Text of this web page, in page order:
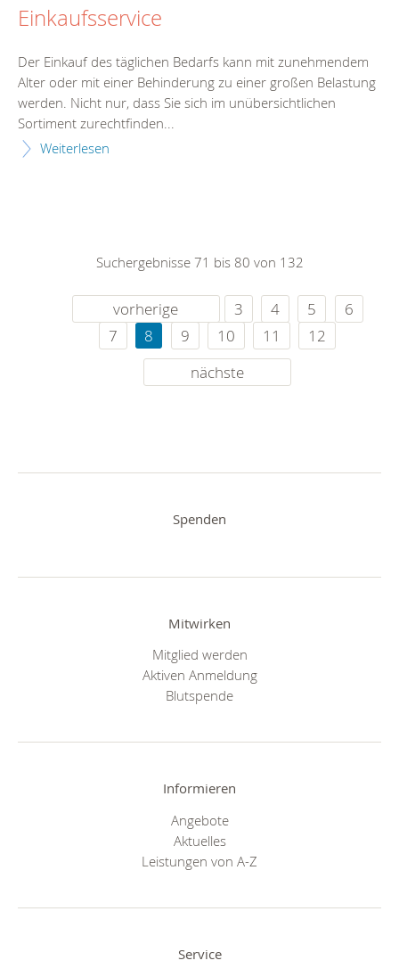
Einkaufsservice
Der Einkauf des täglichen Bedarfs kann mit zunehmendem
Alter oder mit einer Behinderung zu einer großen Belastung
werden. Nicht nur, dass Sie sich im unübersichtlichen
Sortiment zurechtfinden...
Weiterlesen
Suchergebnisse 71 bis 80 von 132
vorherige 3 4 5
6
7
8 9 10 11
12
nächste
Spenden
Mitwirken
Mitglied werden
Aktiven Anmeldung
Blutspende
Informieren
Angebote
Aktuelles
Leistungen von A-Z
Service